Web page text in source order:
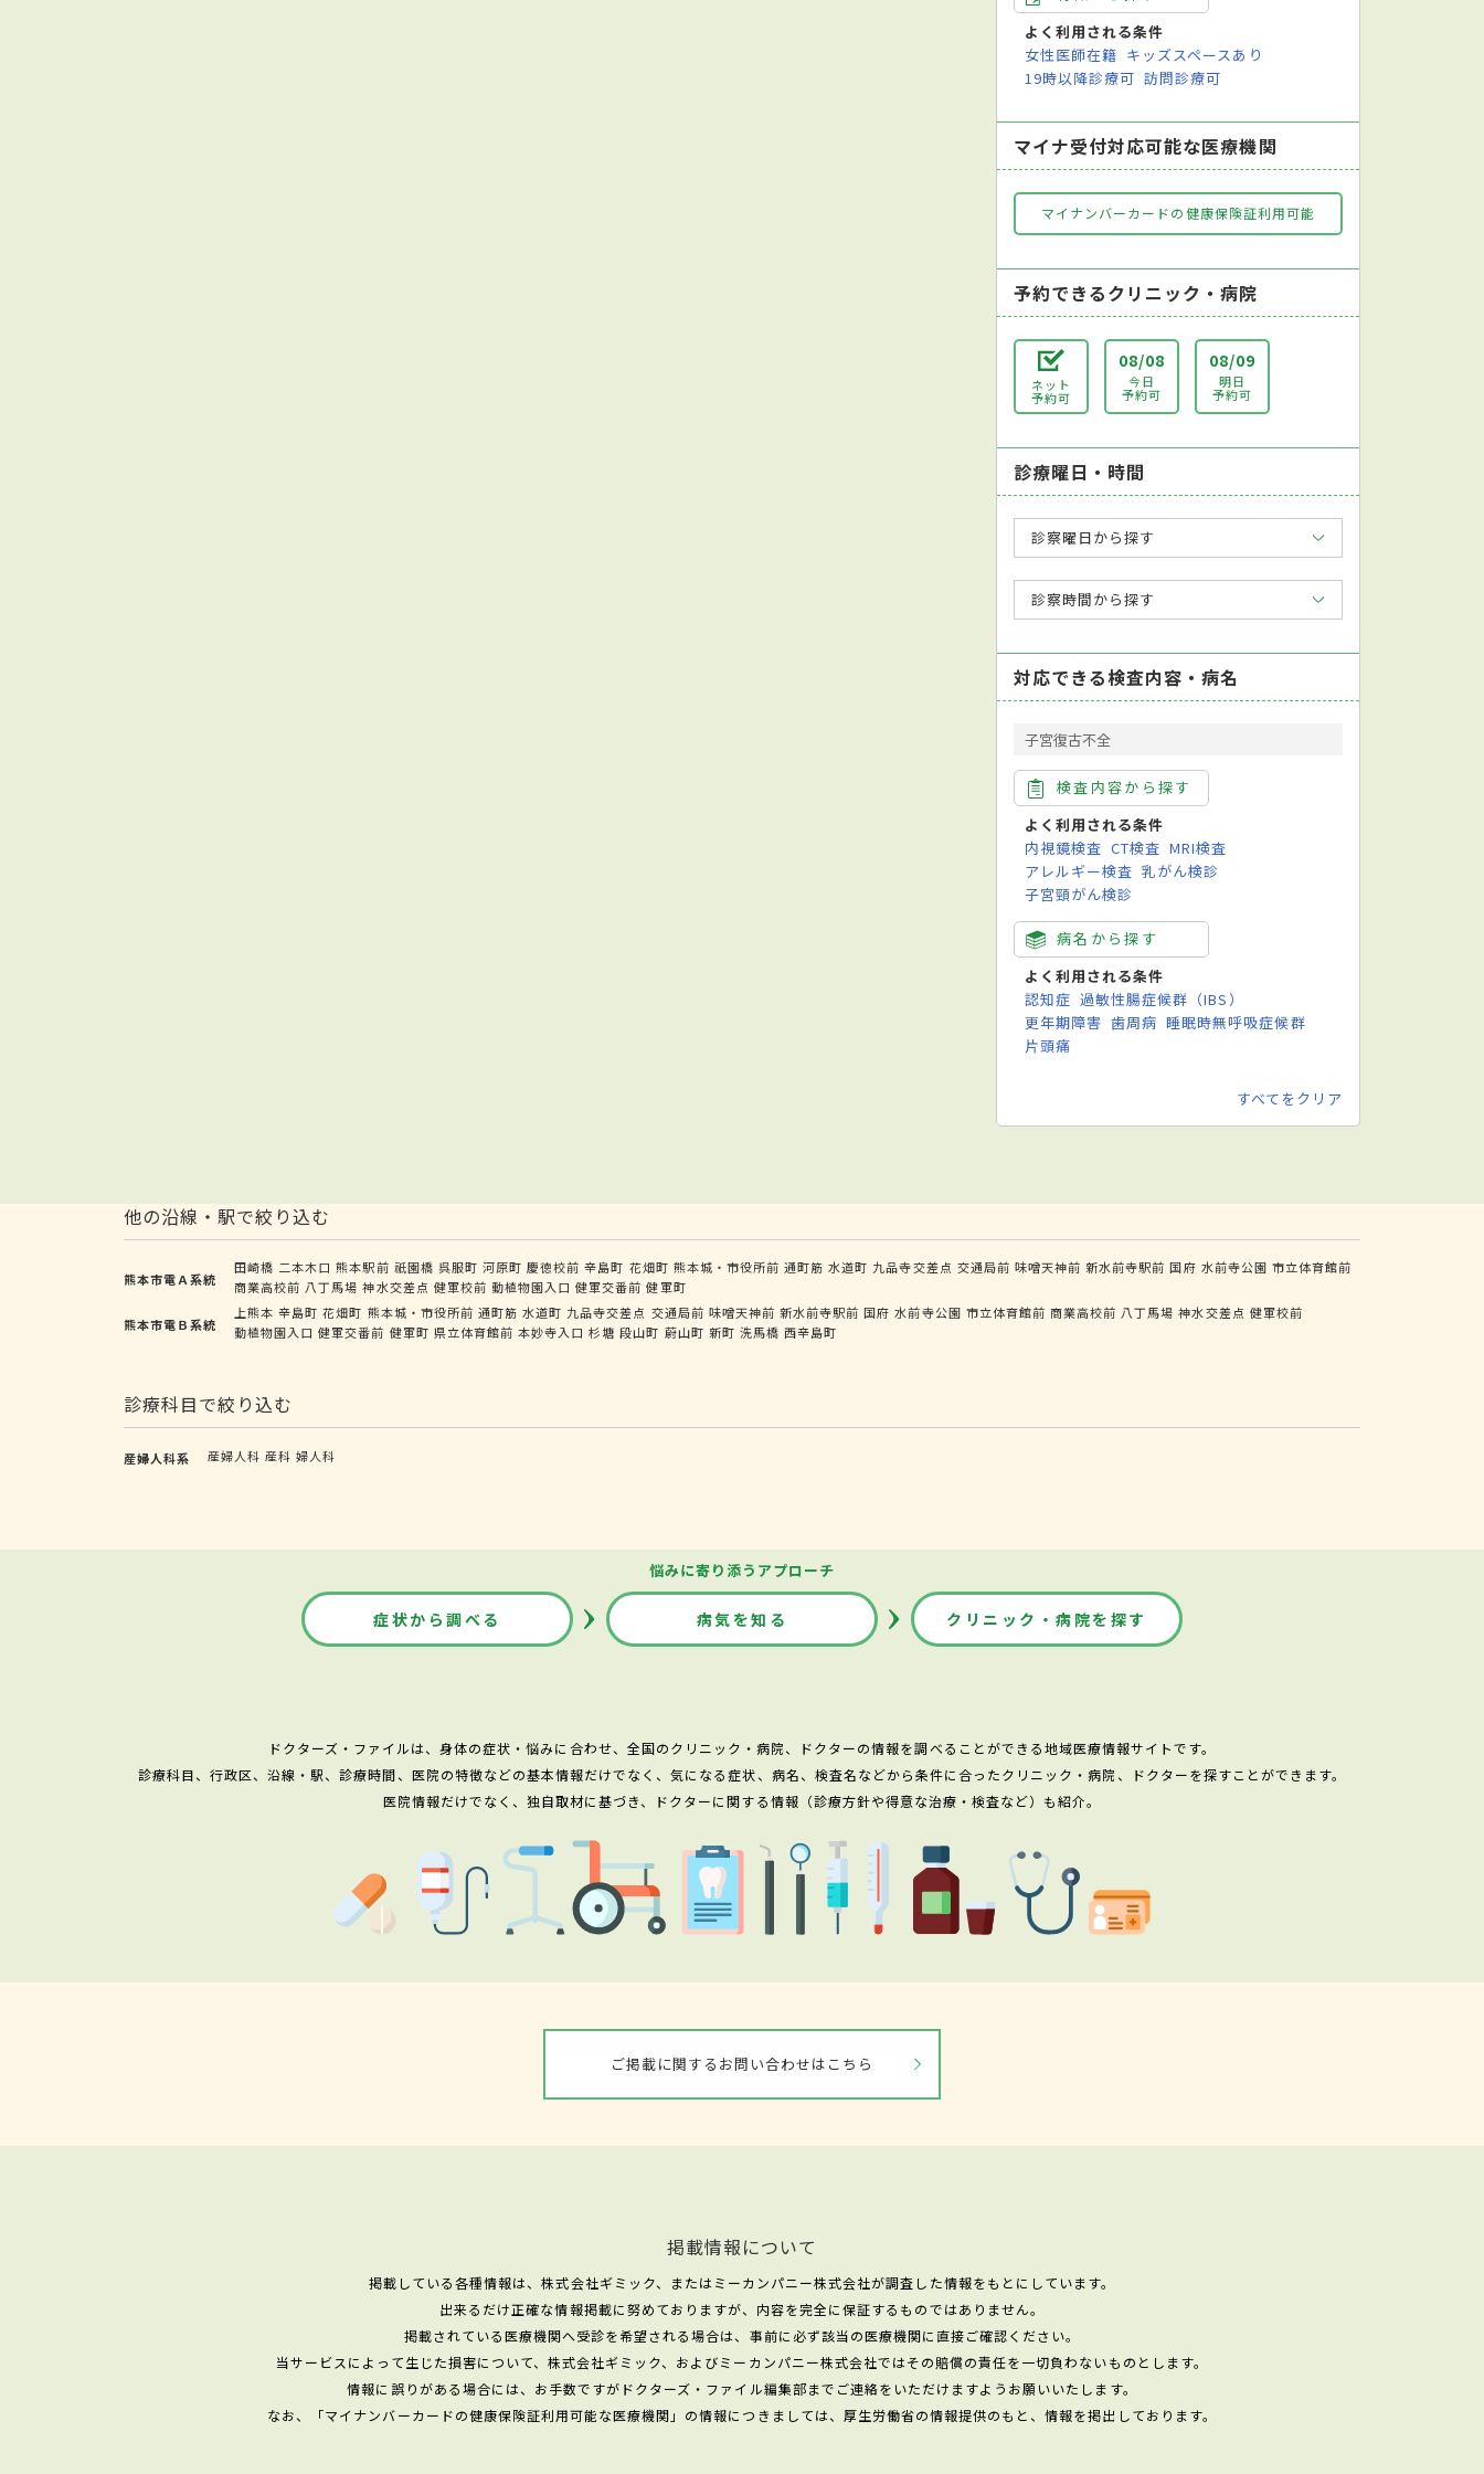
よく利用される条件
女性医師在籍 キッズスペースあり
19時以降診療可 訪問診療可
マイナ受付対応可能な医療機関
マイナンバーカードの健康保険証利用可能
予約できるクリニック・病院
ネット
予約可
08/08
今日
予約可
08/09
明日
予約可
診療曜日・時間
診察曜日から探す
診察時間から探す
対応できる検査内容・病名
子宮復古不全
検査内容から探す
よく利用される条件
内視鏡検査 CT検査 MRI検査
アレルギー検査 乳がん検診
子宮頸がん検診
病名から探す
よく利用される条件
認知症 過敏性腸症候群（IBS）
更年期障害 歯周病 睡眠時無呼吸症候群
片頭痛
すべてをクリア
他の沿線・駅で絞り込む
熊本市電Ａ系統
田崎橋 二本木口 熊本駅前 祇園橋 呉服町 河原町 慶徳校前 辛島町 花畑町 熊本城・市役所前 通町筋 水道町 九品寺交差点 交通局前 味噌天神前 新水前寺駅前 国府 水前寺公園 市立体育館前
商業高校前 八丁馬場 神水交差点 健軍校前 動植物園入口 健軍交番前 健軍町
熊本市電Ｂ系統
上熊本 辛島町 花畑町 熊本城・市役所前 通町筋 水道町 九品寺交差点 交通局前 味噌天神前 新水前寺駅前 国府 水前寺公園 市立体育館前 商業高校前 八丁馬場 神水交差点 健軍校前
動植物園入口 健軍交番前 健軍町 県立体育館前 本妙寺入口 杉塘 段山町 蔚山町 新町 洗馬橋 西辛島町
診療科目で絞り込む
産婦人科系 産婦人科 産科 婦人科
悩みに寄り添うアプローチ
症状から調べる 病気を知る クリニック・病院を探す
ドクターズ・ファイルは、身体の症状・悩みに合わせ、全国のクリニック・病院、ドクターの情報を調べることができる地域医療情報サイトです。
診療科目、行政区、沿線・駅、診療時間、医院の特徴などの基本情報だけでなく、気になる症状、病名、検査名などから条件に合ったクリニック・病院、ドクターを探すことができます。
医院情報だけでなく、独自取材に基づき、ドクターに関する情報（診療方針や得意な治療・検査など）も紹介。
ご掲載に関するお問い合わせはこちら
掲載情報について
掲載している各種情報は、株式会社ギミック、またはミーカンパニー株式会社が調査した情報をもとにしています。
出来るだけ正確な情報掲載に努めておりますが、内容を完全に保証するものではありません。
掲載されている医療機関へ受診を希望される場合は、事前に必ず該当の医療機関に直接ご確認ください。
当サービスによって生じた損害について、株式会社ギミック、およびミーカンパニー株式会社ではその賠償の責任を一切負わないものとします。
情報に誤りがある場合には、お手数ですがドクターズ・ファイル編集部までご連絡をいただけますようお願いいたします。
なお、「マイナンバーカードの健康保険証利用可能な医療機関」の情報につきましては、厚生労働省の情報提供のもと、情報を掲出しております。